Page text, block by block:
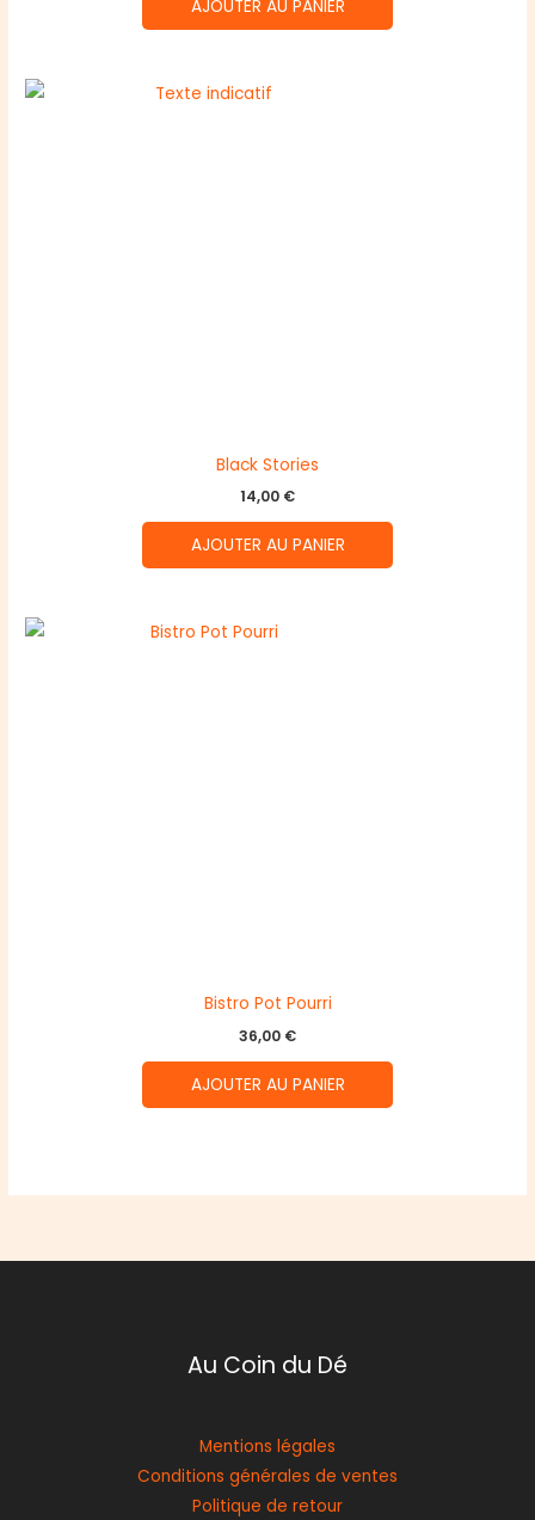
AJOUTER AU PANIER
Black Stories
14,00 €
AJOUTER AU PANIER
Bistro Pot Pourri
36,00 €
AJOUTER AU PANIER
Au Coin du Dé
Mentions légales
Conditions générales de ventes
Politique de retour